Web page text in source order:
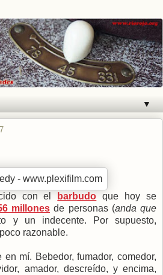
▼
con el barbudo que hoy se
millones de personas (anda que
y un indecente. Por supuesto,
razonable.
mí. Bebedor, fumador, comedor,
amador, descreído, y encima,